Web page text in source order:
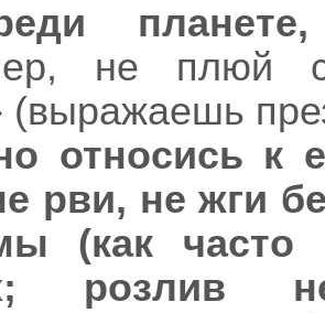
не плюй
(выражаешь
относись к
рви, не жги
(как
розлив